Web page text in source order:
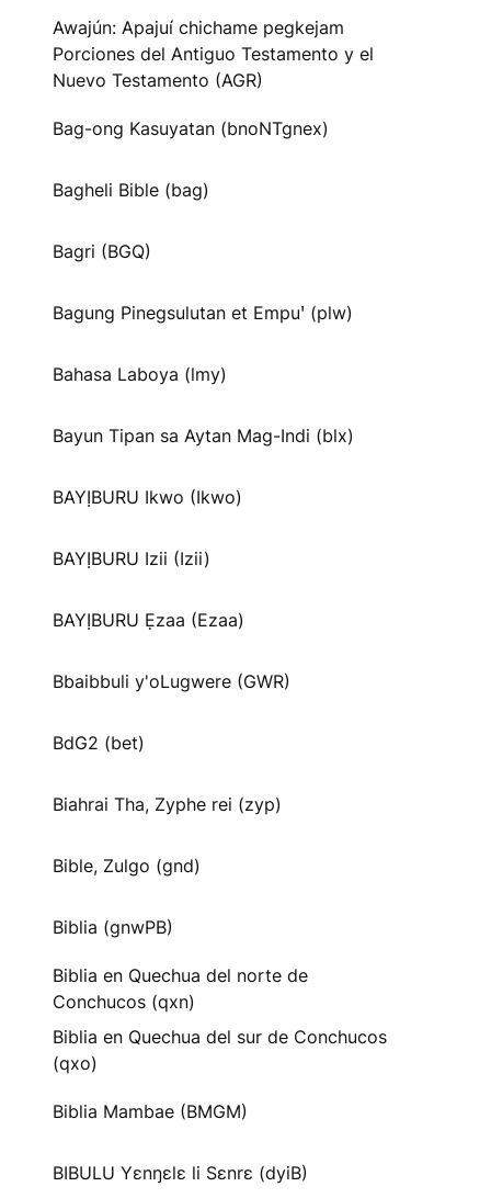
Awajún: Apajuí chichame pegkejam
Porciones del Antiguo Testamento y el
Nuevo Testamento (AGR)
Bag-ong Kasuyatan (bnoNTgnex)
Bagheli Bible (bag)
Bagri (BGQ)
Bagung Pinegsulutan et Empuꞌ (plw)
Bahasa Laboya (lmy)
Bayun Tipan sa Aytan Mag-Indi (blx)
BAYỊBURU Ikwo (Ikwo)
BAYỊBURU Izii (Izii)
BAYỊBURU Ẹzaa (Ezaa)
Bbaibbuli y'oLugwere (GWR)
BdG2 (bet)
Biahrai Tha, Zyphe rei (zyp)
Bible, Zulgo (gnd)
Biblia (gnwPB)
Biblia en Quechua del norte de
Conchucos (qxn)
Biblia en Quechua del sur de Conchucos
(qxo)
Biblia Mambae (BMGM)
BIBULU Yɛnŋɛlɛ li Sɛnrɛ (dyiB)